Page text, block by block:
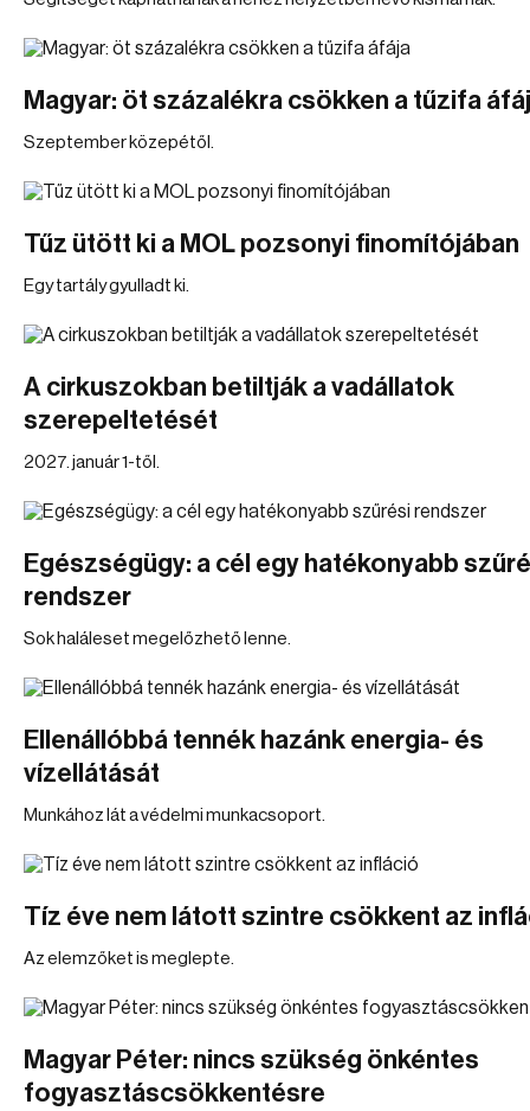
Magyar: öt százalékra csökken a tűzifa
Szeptember közepétől.
Tűz ütött ki a MOL pozsonyi finomítójában
Egy tartály gyulladt ki.
A cirkuszokban betiltják a vadállatok
szerepeltetését
2027. január 1-től.
Egészségügy: a cél egy hatékonyabb
rendszer
Sok haláleset megelőzhető lenne.
Ellenállóbbá tennék hazánk energia- és
vízellátását
Munkához lát a védelmi munkacsoport.
Tíz éve nem látott szintre csökkent az
Az elemzőket is meglepte.
Magyar Péter: nincs szükség önkéntes
fogyasztáscsökkentésre